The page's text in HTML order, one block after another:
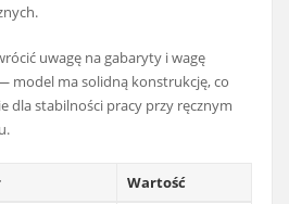
uwagę na gabaryty i wagę
model ma solidną konstrukcję, co
dla stabilności pracy przy ręcznym
Wartość